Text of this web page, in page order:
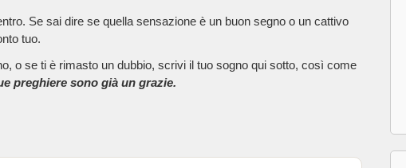
Se sai dire se quella sensazione è un buon segno o un cattivo
tuo.
o se ti è rimasto un dubbio, scrivi il tuo sogno qui sotto, così come
preghiere sono già un grazie.